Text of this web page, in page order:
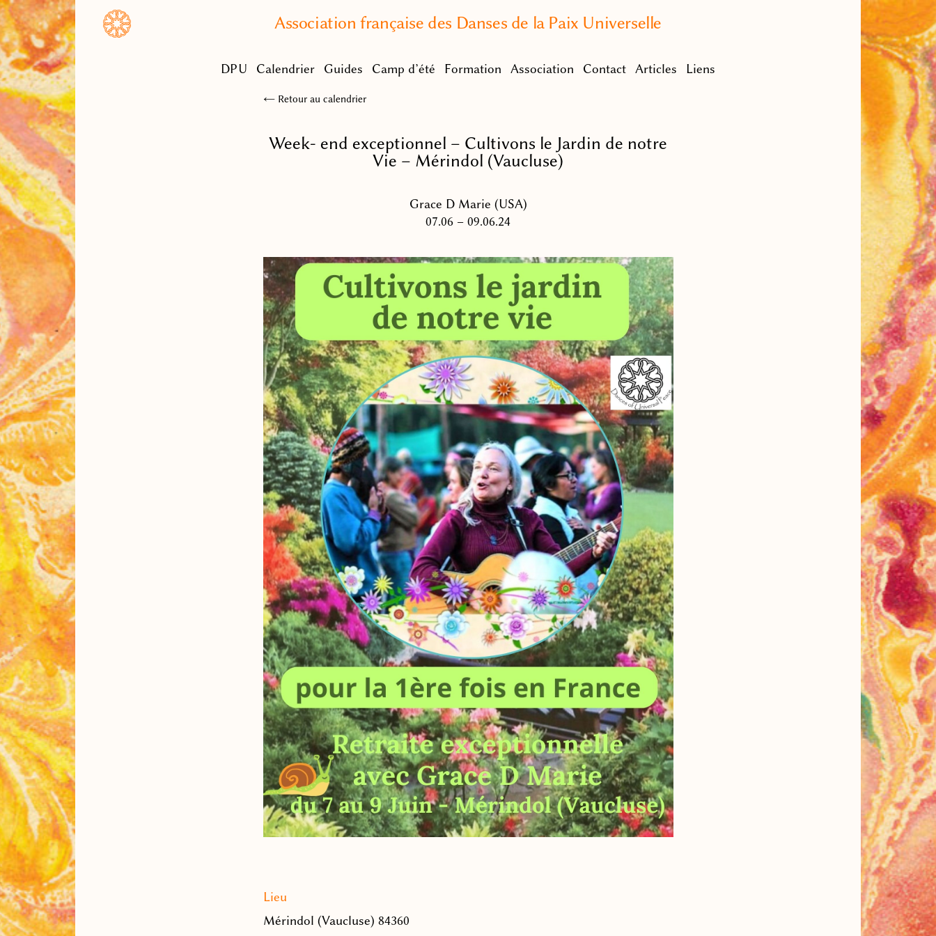
Association française des Danses de la Paix Universelle
DPU Calendrier Guides Camp d’été Formation Association Contact Articles Liens
← Retour au calendrier
Week- end exceptionnel – Cultivons le Jardin de notre
Vie – Mérindol (Vaucluse)
Grace D Marie (USA)
07.06 – 09.06.24
Lieu
Mérindol (Vaucluse) 84360